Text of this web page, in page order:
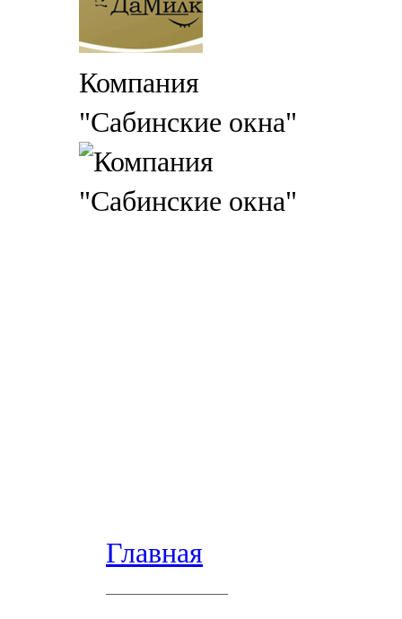
Компания
"Сабинские окна"
Главная